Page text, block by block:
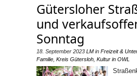
Gütersloher
und
Sonntag
18. September 2023 LM in Freizeit &
Familie Kreis Gütersloh Kultur in OWL